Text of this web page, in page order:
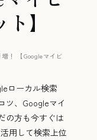
】
！ 【Googleマイビ
ローカル検索
ツ、Googleマイ
の方も今すぐは
用して検索上位